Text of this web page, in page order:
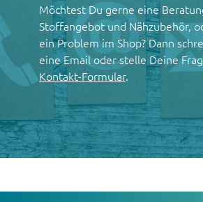
Möchtest Du gerne eine
Stoffangebot und Nähzubehör,
ein Problem im Shop? Dann
eine Email oder stelle Deine
Kontakt-Formular.